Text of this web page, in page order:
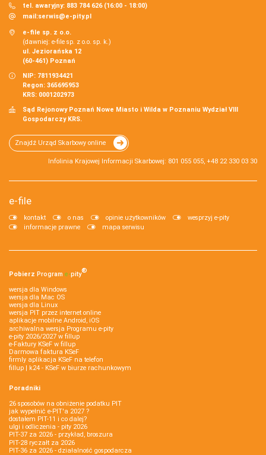
tel. awaryjny: 883 784 626 (16:00 - 18:00)
mail:serwis@e-pity.pl
e-file sp. z o.o.
(dawniej: e-file sp. z o.o. sp. k.)
ul. Jeziorańska 12
(60-461) Poznań
NIP: 7811934421
Regon: 365695953
KRS: 0001202973
Sąd Rejonowy Poznań Nowe Miasto i Wilda w Poznaniu Wydział VIII
Gospodarczy KRS.
Znajdź Urząd Skarbowy online
Infolinia Krajowej Informacji Skarbowej: 801 055 055, +48 22 330 03 30
e-file
kontakt o nas opinie użytkowników
wesprzyj e-pity
informacje prawne
mapa serwisu
Pobierz Program e‑pity®
wersja dla Windows
wersja dla Mac OS
wersja dla Linux
wersja PIT przez internet online
aplikacje mobilne Android, iOS
archiwalna wersja Programu e-pity
e-pity 2026/2027 w fillup
e‑Faktury KSeF w fillup
Darmowa faktura KSeF
firmly aplikacja KSeF na telefon
fillup | k24 - KSeF w biurze rachunkowym
Poradniki
26 sposobów na obniżenie podatku PIT
jak wypełnić e-PIT'a 2027 ?
dostałem PIT-11 i co dalej?
ulgi i odliczenia - pity 2026
PIT-37 za 2026 - przykład, broszura
PIT-28 ryczałt za 2026
PIT-36 za 2026 - działalność gospodarcza